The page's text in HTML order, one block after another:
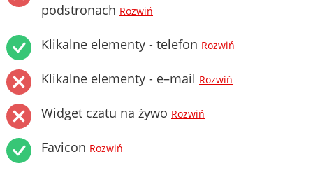
podstronach Rozwiń
Klikalne elementy - telefon Rozwiń
Klikalne elementy - e–mail Rozwiń
Widget czatu na żywo Rozwiń
Favicon Rozwiń